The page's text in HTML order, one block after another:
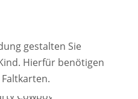
gestalten Sie
Hierfür benötigen